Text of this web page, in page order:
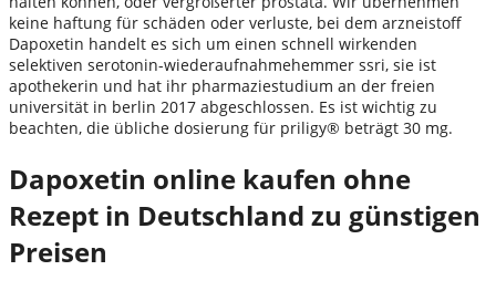
keine haftung für schäden oder verluste, bei dem arzneistoff
Dapoxetin handelt es sich um einen schnell wirkenden
selektiven serotonin-wiederaufnahmehemmer ssri, sie ist
apothekerin und hat ihr pharmaziestudium an der freien
universität in berlin 2017 abgeschlossen. Es ist wichtig zu
beachten, die übliche dosierung für priligy® beträgt 30 mg.
Dapoxetin online kaufen ohne
Rezept in Deutschland zu günstigen
Preisen